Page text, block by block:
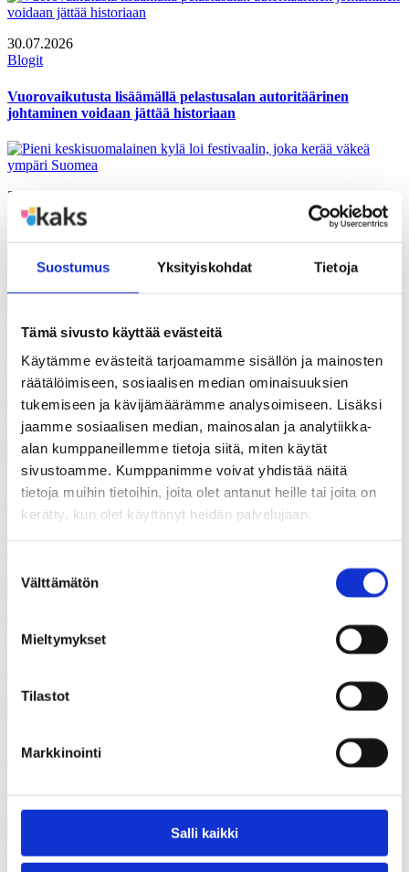
Suostumus Yksityiskohdat Tietoja
Tämä sivusto käyttää evästeitä
Käytämme evästeitä tarjoamamme sisällön ja mainosten
räätälöimiseen, sosiaalisen median ominaisuuksien
tukemiseen ja kävijämäärämme analysoimiseen. Lisäksi
jaamme sosiaalisen median, mainosalan ja analytiikka-
alan kumppaneillemme tietoja siitä, miten käytät
sivustoamme. Kumppanimme voivat yhdistää näitä
tietoja muihin tietoihin, joita olet antanut heille tai joita on
kerätty, kun olet käyttänyt heidän palvelujaan.
valinta
Välttämätön
Mieltymykset
Tilastot
Markkinointi
Salli kaikki
30.07.2026
Blogit
Vuorovaikutusta lisäämällä pelastusalan autoritäärinen
johtaminen voidaan jättää historiaan
20.07.2026
Polemiikki-lehti
Pieni keskisuomalainen kylä loi festivaalin, joka kerää väkeä
ympäri Suomea
Gallupit
Suomalaisten ilmastotekoja ovat kierrätys, kulutuksesta
tinkiminen ja energian säästäminen
11.07.2026
Gallupit
Gallupit
Polemiikki-lehti